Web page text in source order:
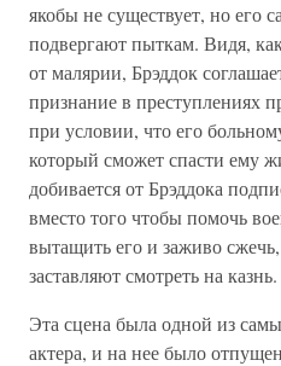
якобы не существует, но его
подвергают пыткам. Видя,
от малярии, Брэддок
признание в преступлениях
при условии, что его
который сможет спасти ему
добивается от Брэддока
вместо того чтобы помочь
вытащить его и заживо
заставляют смотреть на казнь.
Эта сцена была одной из
актера, и на нее было